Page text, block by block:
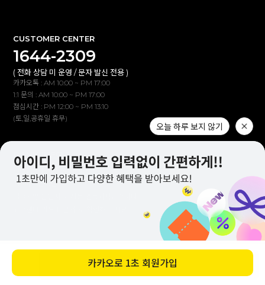
바로 구매하기
CUSTOMER CENTER
1644-2309
( 전화 상담 미 운영 / 문자 발신 전용 )
카카오톡 : AM 10:00 ~ PM 17:00
1:1 문의 : AM 10:00 ~ PM 17:00
점심시간 : PM 12:00 ~ PM 13:10
(토,일,공휴일 휴무)
BANK INFO
신한은행 100-030-530912
(주)이투컬렉션